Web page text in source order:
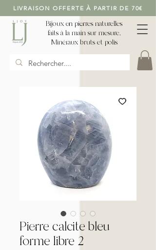
LIVRAISON OFFERTE À PARTIR DE 70€
Bijoux en pierres naturelles
faits à la main sur mesure,
Minéraux bruts et polis
Pierre calcite bleu
forme libre 2